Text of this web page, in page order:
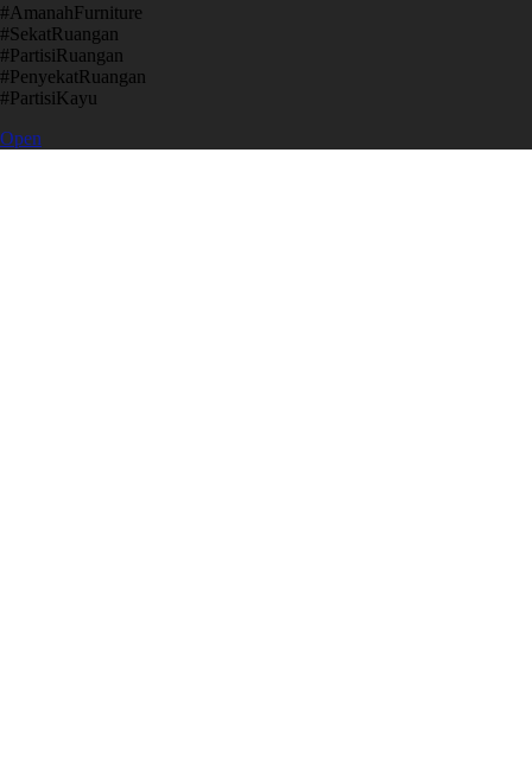
​#AmanahFurniture
​#SekatRuangan
​#PartisiRuangan
​#PenyekatRuangan
​#PartisiKayu
Open